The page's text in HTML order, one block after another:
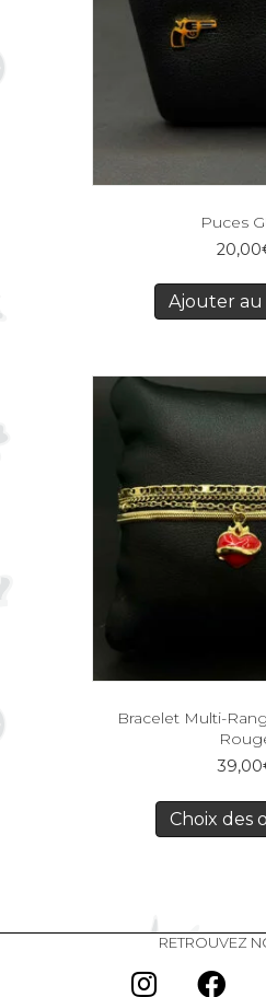
Puces
20,00
Ajouter au
Bracelet Multi-
39,00
Choix des
RETROUVEZ